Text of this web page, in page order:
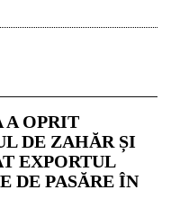
A OPRIT
DE ZAHĂR ȘI
EXPORTUL
DE PASĂRE ÎN